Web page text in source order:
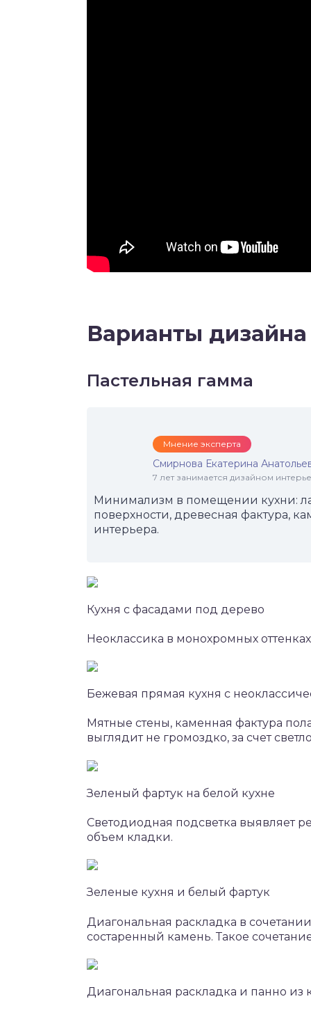
Варианты дизайна
Пастельная гамма
Мнение эксперта
Смирнова Екатерина
7 лет занимается дизайном
Минимализм в помещении кухни:
поверхности, древесная фактура,
интерьера.
Кухня с фасадами под дерево
Неоклассика в монохромных
Бежевая прямая кухня с
Мятные стены, каменная фактура
выглядит не громоздко, за счет
Зеленый фартук на белой кухне
Светодиодная подсветка выявляет
объем кладки.
Зеленые кухня и белый фартук
Диагональная раскладка в
состаренный камень. Такое
Диагональная раскладка и панно из